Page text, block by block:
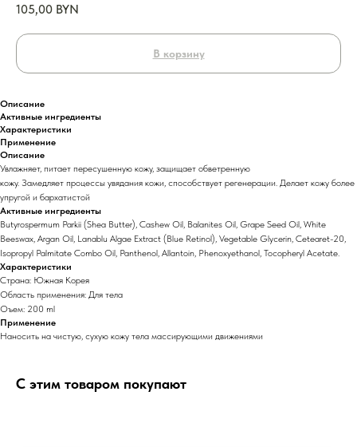
105,00 BYN
В корзину
Описание
Активные ингредиенты
Характеристики
Применение
Описание
Увлажняет, питает пересушенную кожу, защищает обветренную
кожу. Замедляет процессы увядания кожи, способствует регенерации. Делает кожу более
упругой и бархатистой
Активные ингредиенты
Butyrospermum Parkii (Shea Butter), Cashew Oil, Balanites Oil, Grape Seed Oil, White
Beeswax, Argan Oil, Lanablu Algae Extract (Blue Retinol), Vegetable Glycerin, Cetearet-20,
Isopropyl Palmitate Combo Oil, Panthenol, Allantoin, Phenoxyethanol, Tocopheryl Acetate.
Характеристики
Страна: Южная Корея
Область применения: Для тела
Оъем: 200 ml
Применение
Наносить на чистую, сухую кожу тела массирующими движениями
С этим товаром покупают